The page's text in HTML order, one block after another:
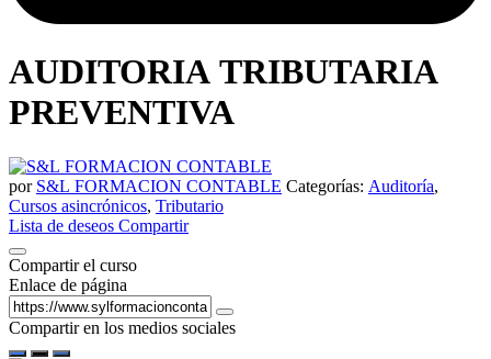
AUDITORIA TRIBUTARIA
PREVENTIVA
por S&L FORMACION CONTABLE Categorías: Auditoría,
Cursos asincrónicos, Tributario
Lista de deseos Compartir
Compartir el curso
Enlace de página
Compartir en los medios sociales